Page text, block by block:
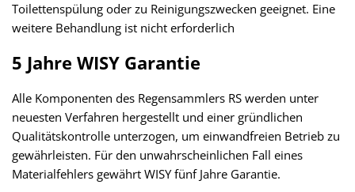
Toilettenspülung oder zu Reinigungszwecken geeignet. Eine
weitere Behandlung ist nicht erforderlich
5 Jahre WISY Garantie
Alle Komponenten des Regensammlers RS werden unter
neuesten Verfahren hergestellt und einer gründlichen
Qualitätskontrolle unterzogen, um einwandfreien Betrieb zu
gewährleisten. Für den unwahrscheinlichen Fall eines
Materialfehlers gewährt WISY fünf Jahre Garantie.